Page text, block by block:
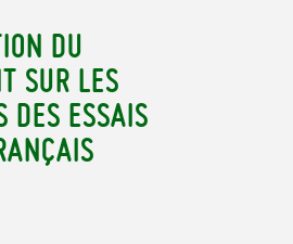
DU
SUR LES
DES ESSAIS